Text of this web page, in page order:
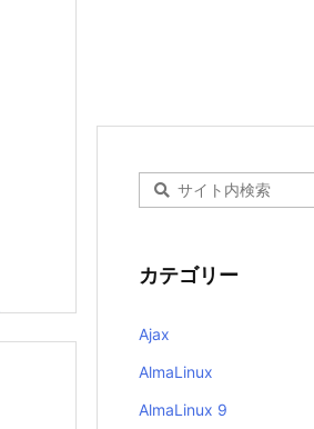
カテゴリー
Ajax
AlmaLinux
AlmaLinux 9